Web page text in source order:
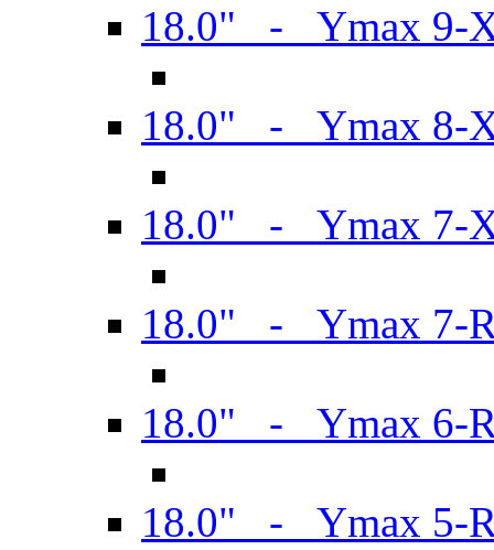
18.0" - Ymax 9-
18.0" - Ymax 8-
18.0" - Ymax 7-
18.0" - Ymax 7-
18.0" - Ymax 6-
18.0" - Ymax 5-